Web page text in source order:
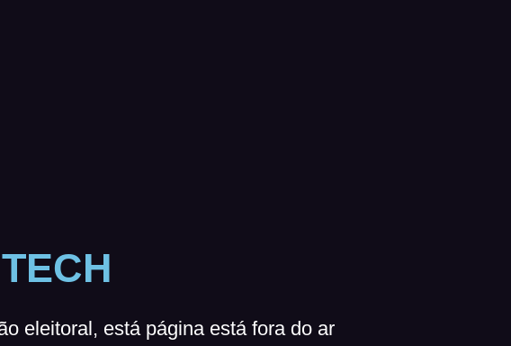
eleitoral, está página está fora do ar